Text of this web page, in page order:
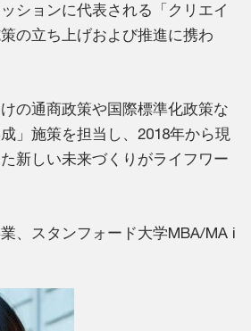
ションに代表される「クリエイ
の立ち上げおよび推進に携わ
の通商政策や国際標準化政策な
」施策を担当し、2018年から現
新しい未来づくりがライフワー
、スタンフォード大学MBA/MA i